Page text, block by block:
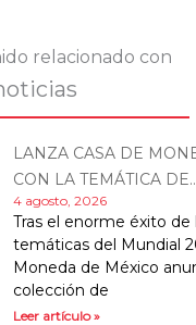
relacionado con
LANZA CASA DE
CON LA TEMÁTICA
4 agosto, 2026
Tras el enorme éxito de
temáticas del Mundial
Moneda de México
colección de
Leer artículo »